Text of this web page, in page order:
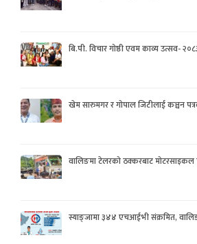
बि.पी. विचार गोष्ठी एवम काव्य उत्सव-
खेम सारुमगर र गोपाल जिटीलाई कञ्चन
वालिङमा टेलरको ठक्करबाट
स्याङ्जामा ३४४ एचआईभी संक्रमित,